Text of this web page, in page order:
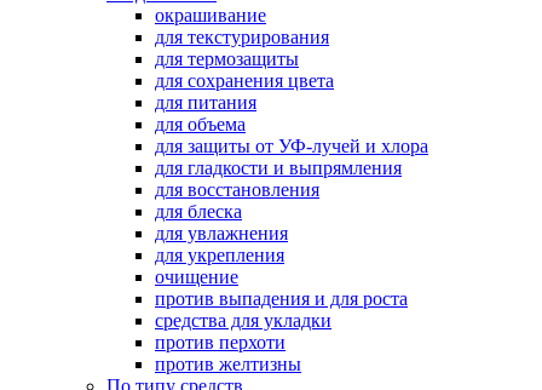
окрашивание
для текстурирования
для термозащиты
для сохранения цвета
для питания
для объема
для защиты от УФ-лучей и хлора
для гладкости и выпрямления
для восстановления
для блеска
для увлажнения
для укрепления
очищение
против выпадения и для роста
средства для укладки
против перхоти
против желтизны
По типу средств